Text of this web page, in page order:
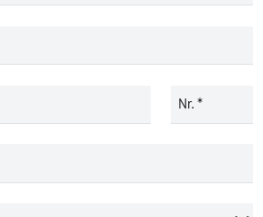
Nr. *